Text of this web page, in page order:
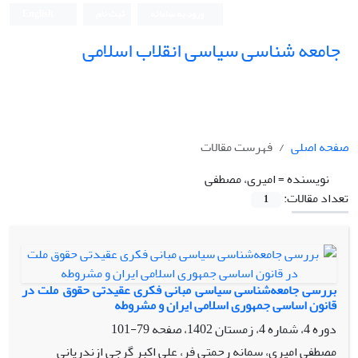
جامعه شناسی سیاسی انقلاب اسلامی
صفحه اصلی
فهرست مقالات
نویسنده =امیری، مصطفی
تعداد مقالات:
1
بررسی جامعه‌شناسی سیاسی مبانی فکری عقیدتی حقوق ملت در
قانون اساسی جمهوری اسلامی ایران و مشروطه
دوره 4، شماره 4، زمستان 1402، صفحه
79-101
مصطفی امیری، سمانه رحمتی فر، علی اکبر گرجی ازندریانی